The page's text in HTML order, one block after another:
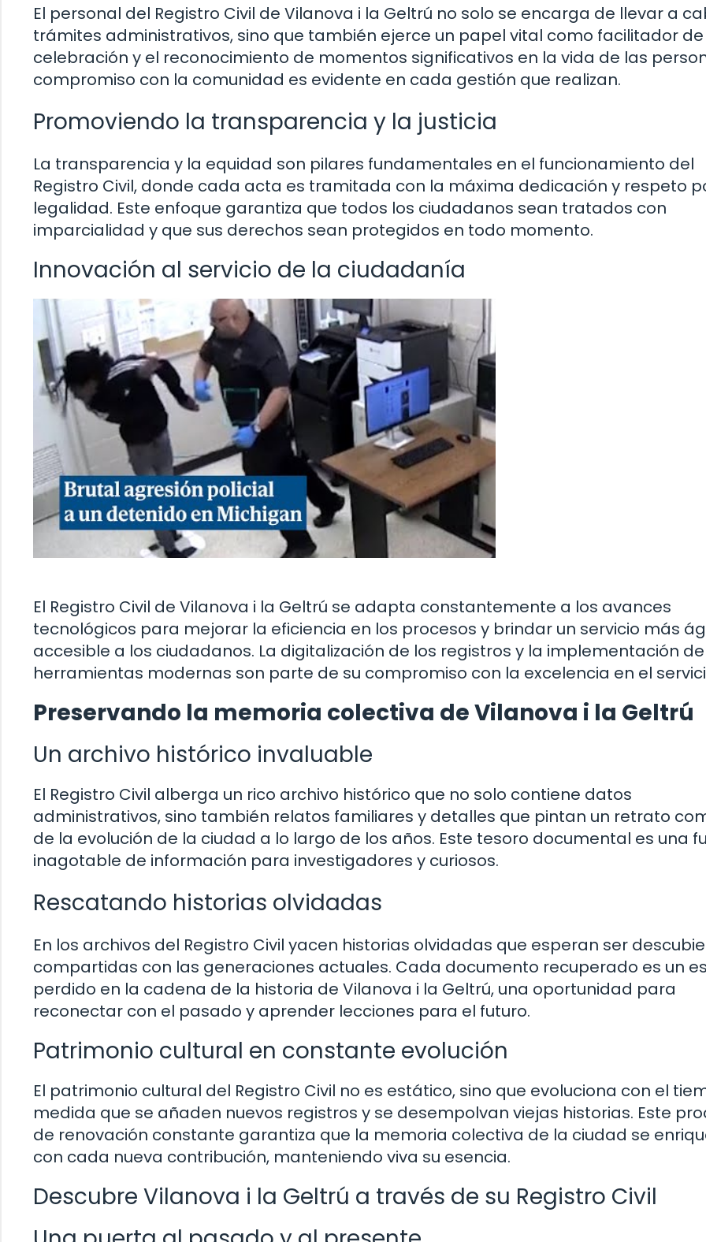
El personal del Registro Civil de Vilanova i la Geltrú no solo se encarga de llevar a
trámites administrativos, sino que también ejerce un papel vital como facilitador
celebración y el reconocimiento de momentos significativos en la vida de las
compromiso con la comunidad es evidente en cada gestión que realizan.
Promoviendo la transparencia y la justicia
La transparencia y la equidad son pilares fundamentales en el funcionamiento del
Registro Civil, donde cada acta es tramitada con la máxima dedicación y respeto
legalidad. Este enfoque garantiza que todos los ciudadanos sean tratados con
imparcialidad y que sus derechos sean protegidos en todo momento.
Innovación al servicio de la ciudadanía
El Registro Civil de Vilanova i la Geltrú se adapta constantemente a los avances
tecnológicos para mejorar la eficiencia en los procesos y brindar un servicio más
accesible a los ciudadanos. La digitalización de los registros y la implementación de
herramientas modernas son parte de su compromiso con la excelencia en el
Preservando la memoria colectiva de Vilanova i la Geltrú
Un archivo histórico invaluable
El Registro Civil alberga un rico archivo histórico que no solo contiene datos
administrativos, sino también relatos familiares y detalles que pintan un retrato
de la evolución de la ciudad a lo largo de los años. Este tesoro documental es una
inagotable de información para investigadores y curiosos.
Rescatando historias olvidadas
En los archivos del Registro Civil yacen historias olvidadas que esperan ser
compartidas con las generaciones actuales. Cada documento recuperado es un
perdido en la cadena de la historia de Vilanova i la Geltrú, una oportunidad para
reconectar con el pasado y aprender lecciones para el futuro.
Patrimonio cultural en constante evolución
El patrimonio cultural del Registro Civil no es estático, sino que evoluciona con el
medida que se añaden nuevos registros y se desempolvan viejas historias. Este
de renovación constante garantiza que la memoria colectiva de la ciudad se
con cada nueva contribución, manteniendo viva su esencia.
Descubre Vilanova i la Geltrú a través de su Registro Civil